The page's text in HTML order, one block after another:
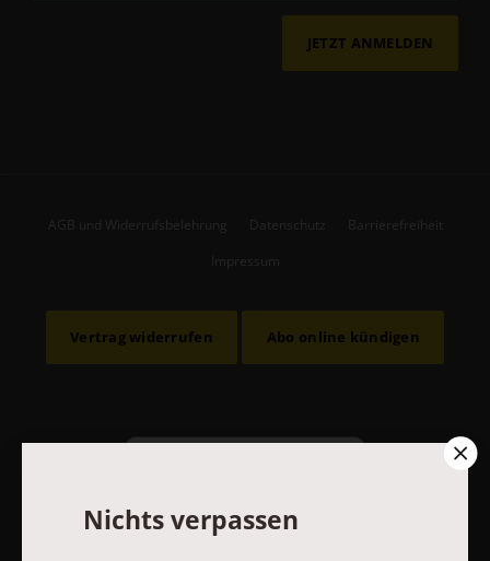
JETZT ANMELDEN
AGB und Widerrufsbelehrung Datenschutz Barrierefreiheit
Impressum
Vertrag widerrufen Abo online kündigen
Nichts verpassen